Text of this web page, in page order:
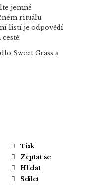
jemné
rituálu
listí je odpovědí
Sweet Grass a
Tisk
Zeptat se
Hlídat
Sdílet